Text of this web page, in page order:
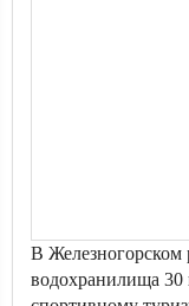
В Железногорском
водохранилища